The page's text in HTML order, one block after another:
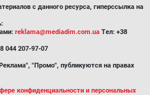
с данного ресурса, гиперссылка на
reklama@mediadim.com.ua Тел: +38
044 207-97-07
"Промо", публикуются на правах
конфиденциальности и персональных